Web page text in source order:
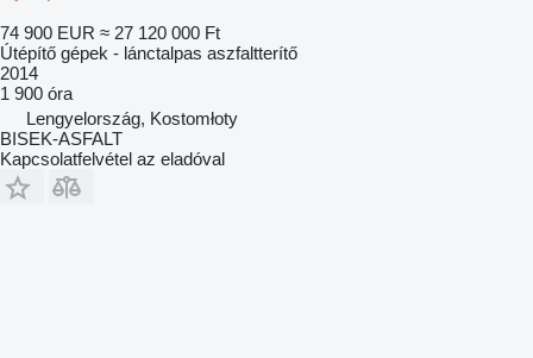
74 900 EUR ≈ 27 120 000 Ft
Útépítő gépek - lánctalpas aszfaltterítő
2014
1 900 óra
Lengyelország, Kostomłoty
BISEK-ASFALT
Kapcsolatfelvétel az eladóval